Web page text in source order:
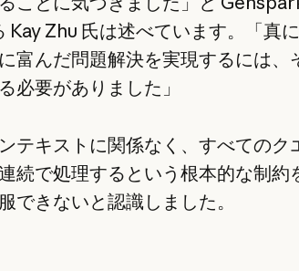
Kay Zhu 氏は述べています。「真
富んだ問題解決を実現するには、
必要がありました」
テキストに関係なく、すべてのク
続で処理するという根本的な制約
できないと認識しました。